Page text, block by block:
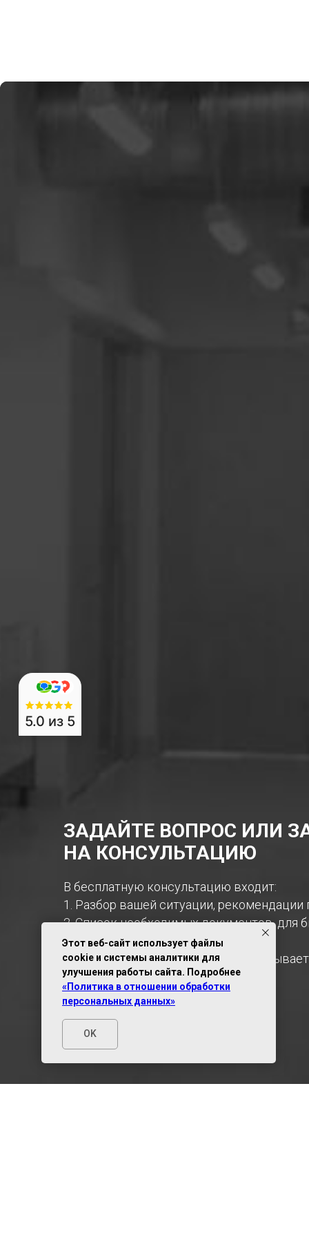
ЗАДАЙТЕ ВОПРОС ИЛИ
НА КОНСУЛЬТАЦИЮ
В бесплатную консультацию входит:
1. Разбор вашей ситуации,
2. Список необходимых документов, для
Консультация ни к чему вас НЕ
Этот веб-сайт использует файлы
cookie и системы аналитики для
улучшения работы сайта. Подробнее
«Политика в отношении обработки
персональных данных»
OK
5.0 из 5